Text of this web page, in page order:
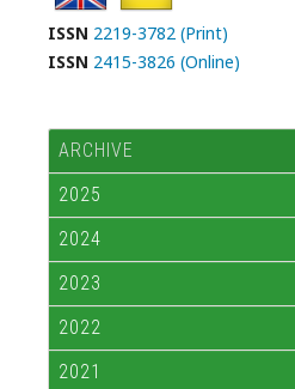
ISSN 2219-3782 (Print)
ISSN 2415-3826 (Online)
ARCHIVE
2025
2024
2023
2022
2021